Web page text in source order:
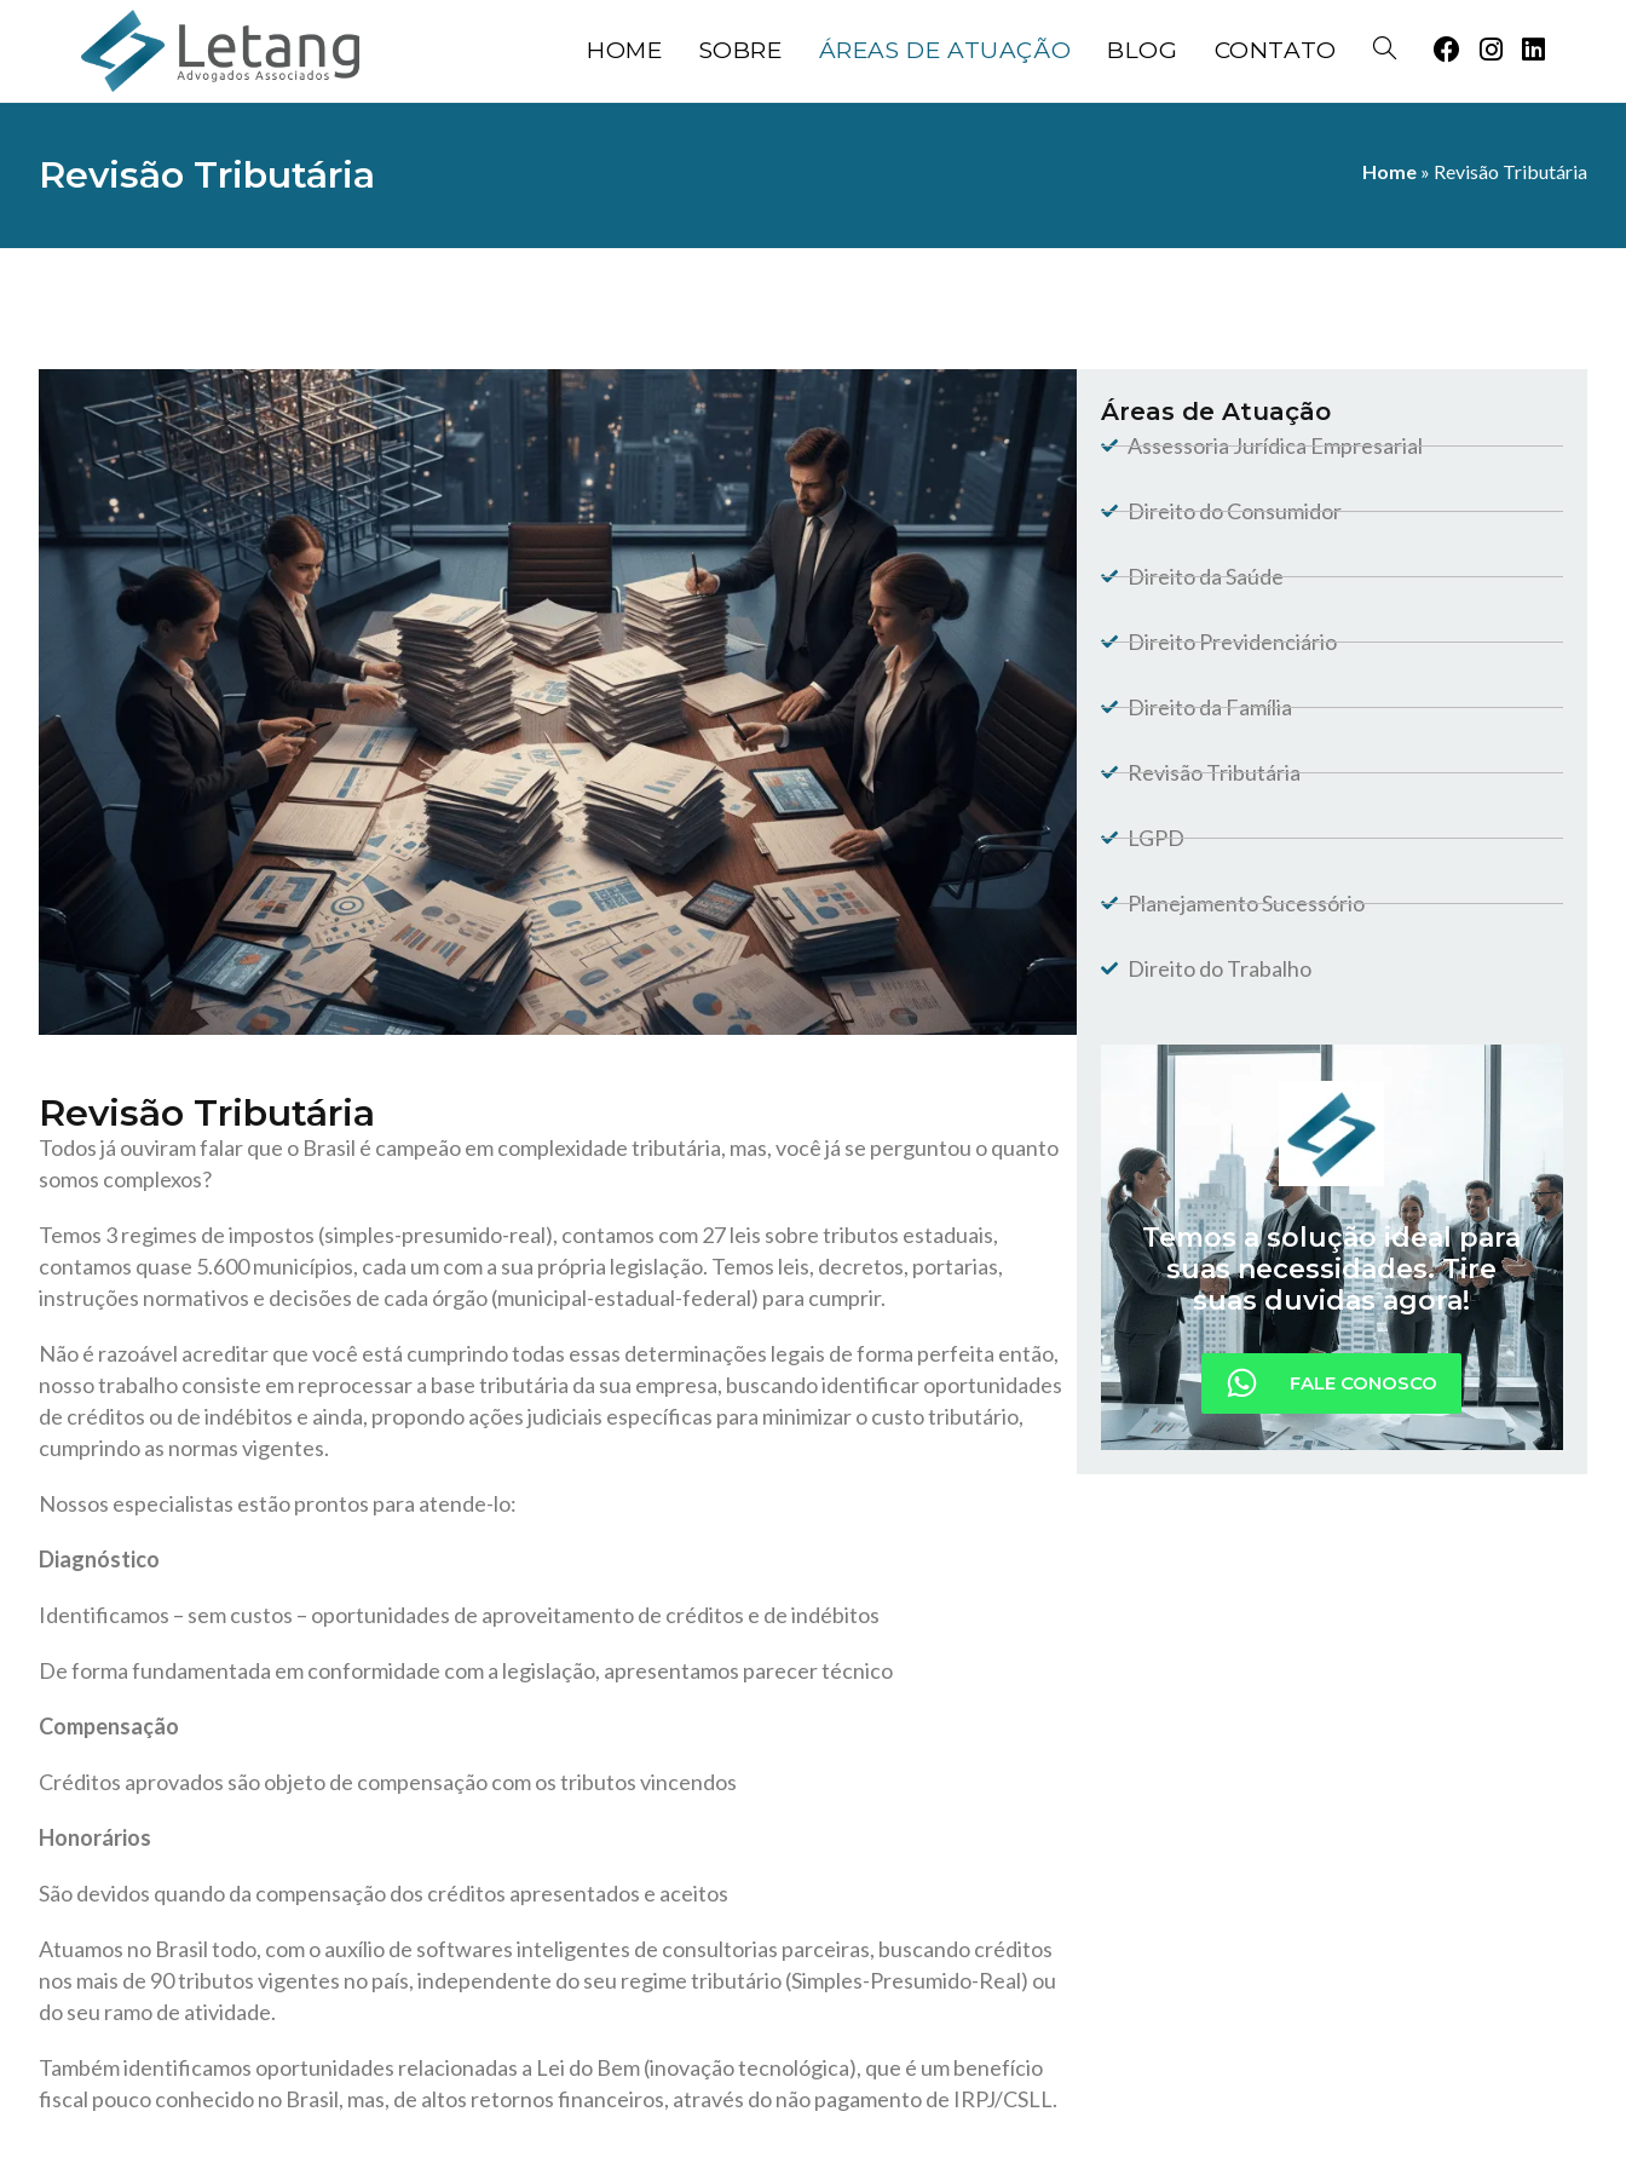
HOME SOBRE ÁREAS DE ATUAÇÃO BLOG CONTATO
Revisão Tributária Home » Revisão Tributária
Revisão Tributária
Todos já ouviram falar que o Brasil é campeão em complexidade tributária, mas, você já se perguntou o quanto
somos complexos?
Temos 3 regimes de impostos (simples-presumido-real), contamos com 27 leis sobre tributos estaduais,
contamos quase 5.600 municípios, cada um com a sua própria legislação. Temos leis, decretos, portarias,
instruções normativos e decisões de cada órgão (municipal-estadual-federal) para cumprir.
Não é razoável acreditar que você está cumprindo todas essas determinações legais de forma perfeita então,
nosso trabalho consiste em reprocessar a base tributária da sua empresa, buscando identificar oportunidades
de créditos ou de indébitos e ainda, propondo ações judiciais específicas para minimizar o custo tributário,
cumprindo as normas vigentes.
Nossos especialistas estão prontos para atende-lo:
Diagnóstico
Identificamos – sem custos – oportunidades de aproveitamento de créditos e de indébitos
De forma fundamentada em conformidade com a legislação, apresentamos parecer técnico
Compensação
Créditos aprovados são objeto de compensação com os tributos vincendos
Honorários
São devidos quando da compensação dos créditos apresentados e aceitos
Atuamos no Brasil todo, com o auxílio de softwares inteligentes de consultorias parceiras, buscando créditos
nos mais de 90 tributos vigentes no país, independente do seu regime tributário (Simples-Presumido-Real) ou
do seu ramo de atividade.
Também identificamos oportunidades relacionadas a Lei do Bem (inovação tecnológica), que é um benefício
fiscal pouco conhecido no Brasil, mas, de altos retornos financeiros, através do não pagamento de IRPJ/CSLL.
Áreas de Atuação
Assessoria Jurídica Empresarial
Direito do Consumidor
Direito da Saúde
Direito Previdenciário
Direito da Família
Revisão Tributária
LGPD
Planejamento Sucessório
Direito do Trabalho
Temos a solução ideal para
suas necessidades. Tire
suas duvidas agora!
FALE CONOSCO